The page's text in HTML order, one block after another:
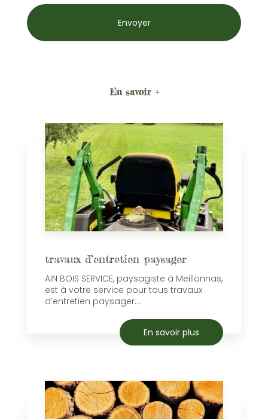
En savoir +
travaux d’entretien paysager
AIN BOIS SERVICE, paysagiste à Meillonnas,
est à votre service pour tous travaux
d’entretien paysager....
En savoir plus